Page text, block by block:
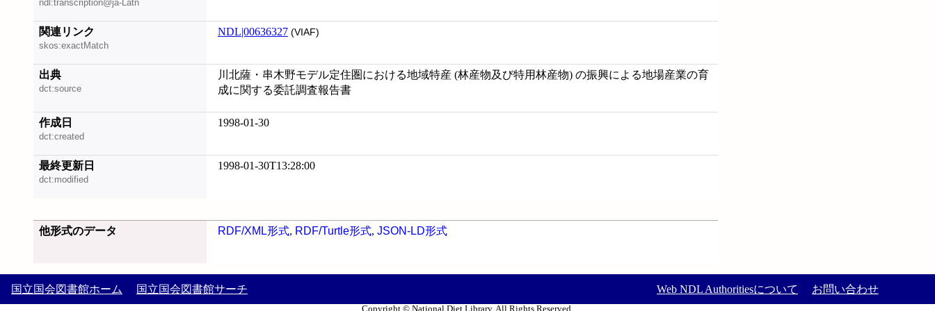
ndl:transcription@ja-Latn
関連リンク
skos:exactMatch
NDL|00636327 (VIAF)
出典
dct:source
川北薩・串木野モデル定住圏における地域特産 (林産物及び特用林産物) の振興による地場産業の育
成に関する委託調査報告書
作成日
dct:created
1998-01-30
最終更新日
dct:modified
1998-01-30T13:28:00
他形式のデータ RDF/XML形式, RDF/Turtle形式, JSON-LD形式
国立国会図書館ホーム 国立国会図書館サーチ Web NDL Authoritiesについて お問い合わせ